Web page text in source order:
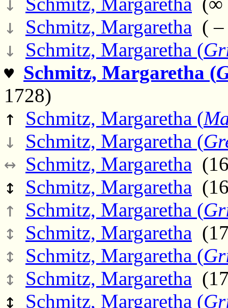
↓ Schmitz, Margaretha (
↓ Schmitz, Margaretha (
♥ Schmitz, Margaretha (
1728)
↑ Schmitz, Margaretha (
↓ Schmitz, Margaretha (
↔ Schmitz, Margaretha
↕ Schmitz, Margaretha
↑ Schmitz, Margaretha (
↕ Schmitz, Margaretha
↕ Schmitz, Margaretha (
↕ Schmitz, Margaretha
↕ Schmitz, Margaretha (